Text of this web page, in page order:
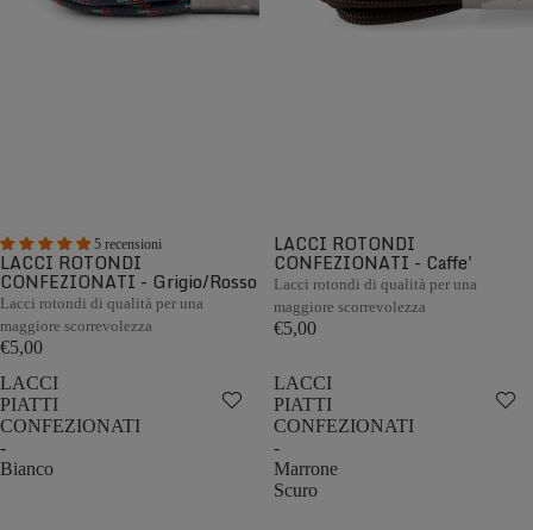
5 recensioni
LACCI ROTONDI
CONFEZIONATI - Grigio/Rosso
Lacci rotondi di qualità per una
maggiore scorrevolezza
€5,00
LACCI ROTONDI
CONFEZIONATI - Caffe'
Lacci rotondi di qualità per una
maggiore scorrevolezza
€5,00
LACCI
PIATTI
CONFEZIONATI
-
Bianco
LACCI
PIATTI
CONFEZIONATI
-
Marrone
Scuro